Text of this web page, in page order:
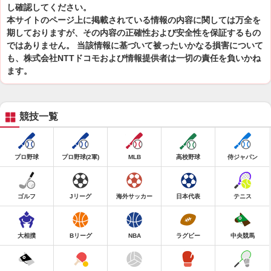
し確認してください。
本サイトのページ上に掲載されている情報の内容に関しては万全を
期しておりますが、その内容の正確性および安全性を保証するもの
ではありません。 当該情報に基づいて被ったいかなる損害について
も、株式会社NTTドコモおよび情報提供者は一切の責任を負いかね
ます。
競技一覧
プロ野球 プロ野球(2軍) MLB 高校野球 侍ジャパン
ゴルフ Jリーグ 海外サッカー 日本代表 テニス
大相撲 Bリーグ NBA ラグビー 中央競馬